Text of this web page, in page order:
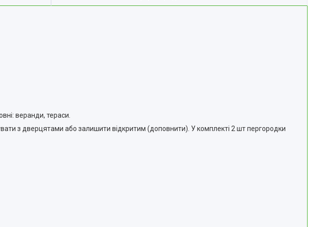
веранди, тераси.
з дверцятами або залишити відкритим (доповнити). У комплекті 2 шт пергородки